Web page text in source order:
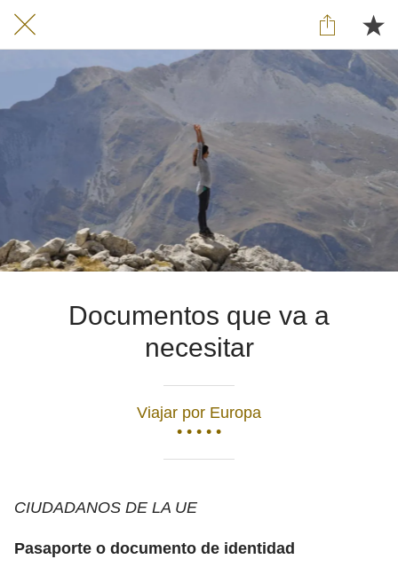
Documentos que va a
necesitar
Viajar por Europa
• • • • •
CIUDADANOS DE LA UE
Pasaporte o documento de identidad